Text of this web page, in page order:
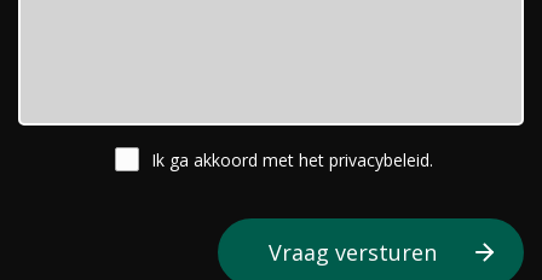
Ik ga akkoord met het privacybeleid.